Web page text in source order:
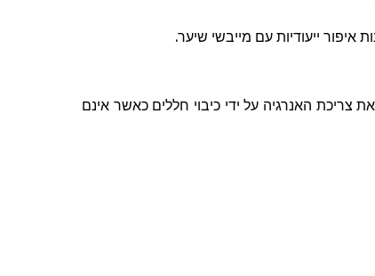
איפור ייעודיות עם מייבשי שיער.
האנרגיה על ידי כיבוי חללים כאשר אינם